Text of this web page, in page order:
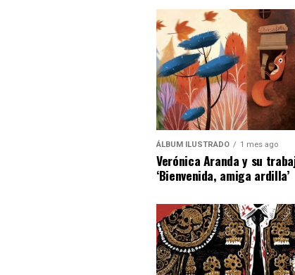
ÁLBUM ILUSTRADO 1 mes ago
Verónica Aranda y su
‘Bienvenida, amiga ardilla’